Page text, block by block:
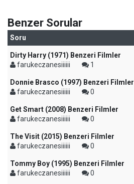
Benzer Sorular
Soru
Dirty Harry (1971) Benzeri Filmler
farukeczanesiiiiii
1
Donnie Brasco (1997) Benzeri Filmler
farukeczanesiiiiii
0
Get Smart (2008) Benzeri Filmler
farukeczanesiiiiii
0
The Visit (2015) Benzeri Filmler
farukeczanesiiiiii
0
Tommy Boy (1995) Benzeri Filmler
farukeczanesiiiiii
0